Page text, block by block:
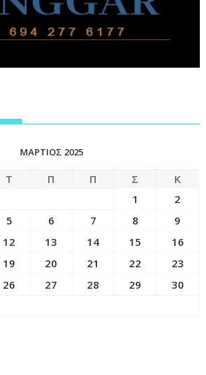
ΜΆΡΤΙΟΣ 2025
Τ Π Π Σ
Κ
1
2
5 6 7 8
9
12 13 14 15
16
19 20 21 22
23
26 27 28 29
30